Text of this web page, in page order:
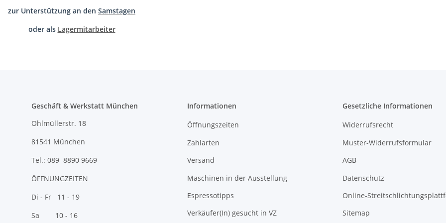
zur Unterstützung an den Samstagen
oder als Lagermitarbeiter
Geschäft & Werkstatt München
Ohlmüllerstr. 18
81541 München
Tel.: 089 8890 9669
ÖFFNUNGZEITEN
Di - Fr 11 - 19
Sa 10 - 16
Informationen
Öffnungszeiten
Zahlarten
Versand
Maschinen in der Ausstellung
Espressotipps
Verkäufer(In) gesucht in VZ
Gesetzliche Informationen
Widerrufsrecht
Muster-Widerrufsformular
AGB
Datenschutz
Online-
Sitemap